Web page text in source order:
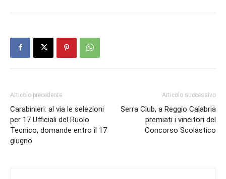
Articolo precedente
Carabinieri: al via le selezioni
per 17 Ufficiali del Ruolo
Tecnico, domande entro il 17
giugno
Articolo successivo
Serra Club, a Reggio Calabria
premiati i vincitori del
Concorso Scolastico